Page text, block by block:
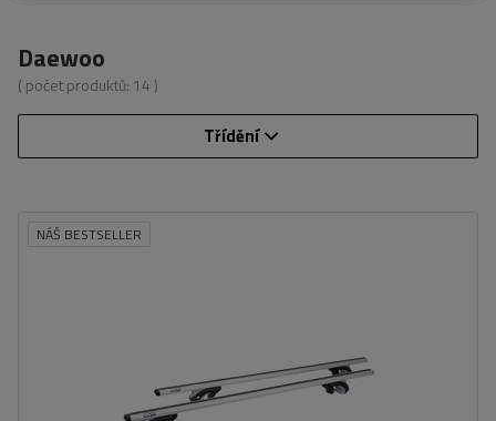
Daewoo
( počet produktů: 14 )
Třídění
NÁŠ BESTSELLER